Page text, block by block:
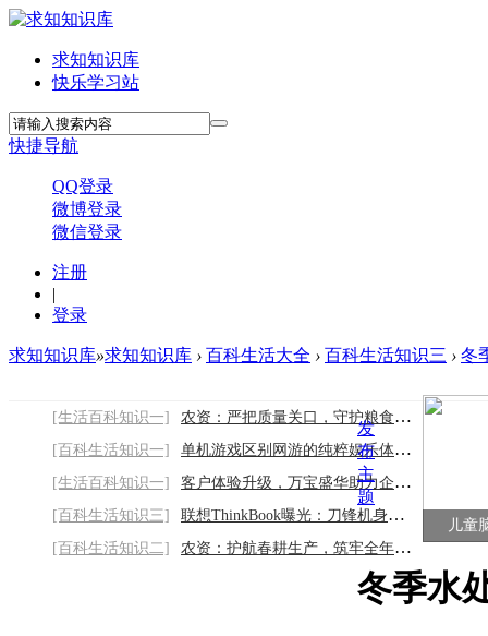
求知知识库
快乐学习站
快捷导航
QQ登录
微博登录
微信登录
注册
|
登录
求知知识库»求知知识库 › 百科生活大全 › 百科生活知识三 › 冬
[生活百科知识一]
农资：严把质量关口，守护粮食与农产品安全
[百科生活知识一]
单机游戏区别网游的纯粹娱乐体验与优势
[生活百科知识一]
客户体验升级，万宝盛华助力企业构建专业客
[百科生活知识三]
联想ThinkBook曝光：刀锋机身挑战PG直击龙
[百科生活知识二]
农资：护航春耕生产，筑牢全年丰收根基
儿童
发
布
主
题
冬季水